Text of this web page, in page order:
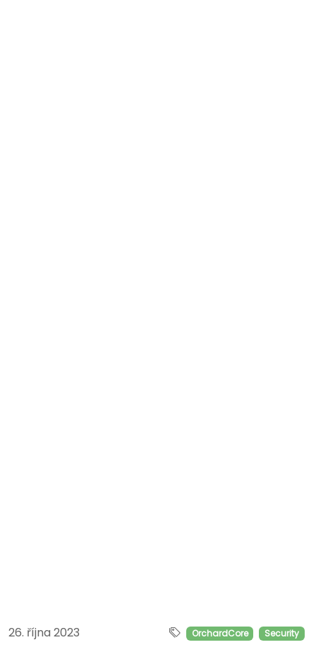
26. října 2023 OrchardCore Security